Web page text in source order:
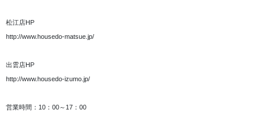
松江店HP
http://www.housedo-matsue.jp/
出雲店HP
http://www.housedo-izumo.jp/
営業時間：10：00～17：00